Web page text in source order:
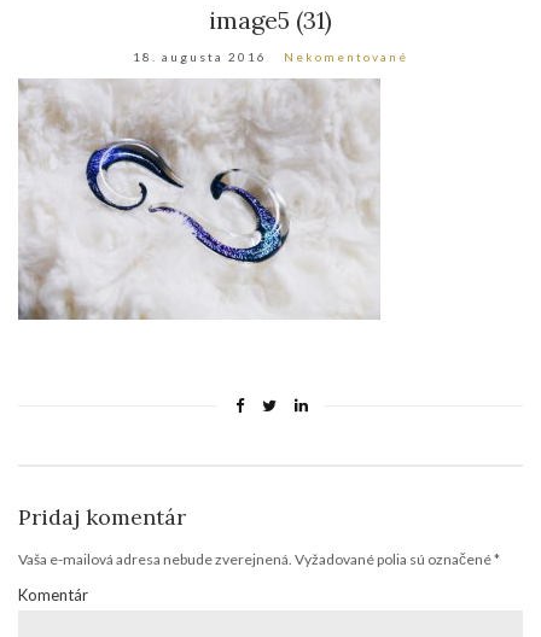
image5 (31)
18. augusta 2016 Nekomentované
Pridaj komentár
Vaša e-mailová adresa nebude zverejnená. Vyžadované polia sú označené*
Komentár